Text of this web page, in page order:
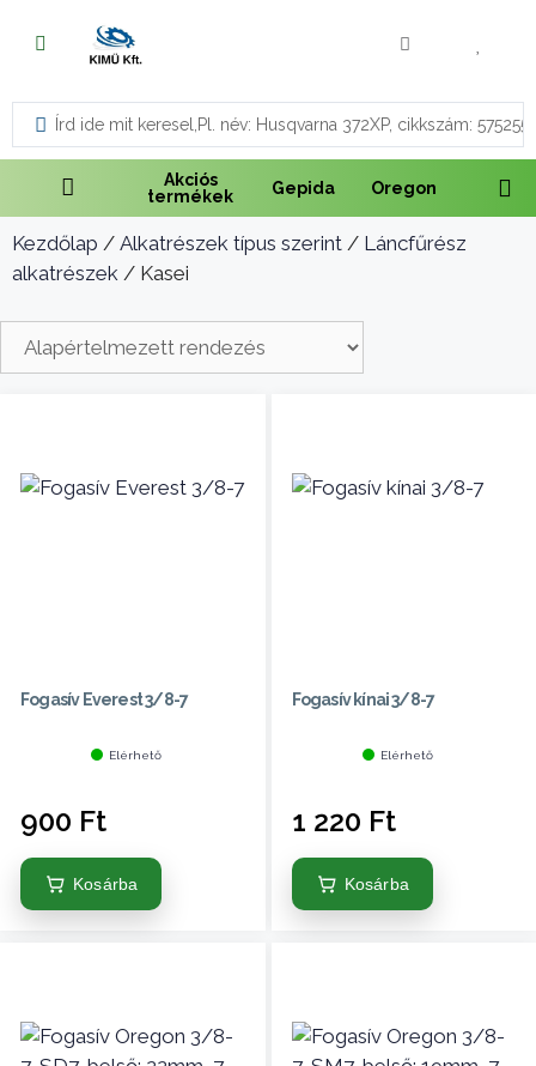
Vágás és fűrészelés
Akkumulátoros termékek
Talajápolás és tisztítás
Alkatrészek
Kenőanyagok és kannák
Tartozékok és kiegészítők
Akciós
termékek
Gepida Oregon
Kezdőlap / Alkatrészek típus szerint / Láncfűrész
alkatrészek / Kasei
Fogasív Everest 3/8-7
Elérhető
900 Ft
Kosárba
Fogasív kínai 3/8-7
Elérhető
1 220 Ft
Kosárba